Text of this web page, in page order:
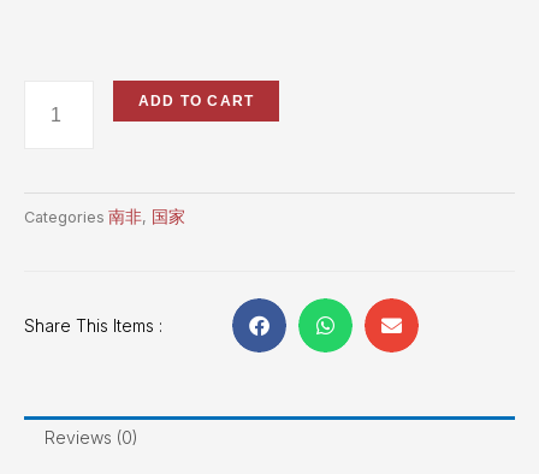
ADD TO CART
Categories 南非, 国家
Share This Items :
Reviews (0)